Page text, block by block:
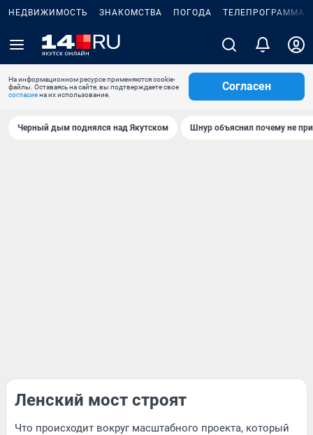
НЕДВИЖИМОСТЬ ЗНАКОМСТВА ПОГОДА ТЕЛЕПРОГРАММА
На информационном ресурсе применяются cookie-
файлы. Оставаясь на сайте, вы подтверждаете свое
согласиена их использование.
Согласен
Черный дым поднялся над Якутском Шнур объяснил почему не
Ленский мост строят
Что происходит вокруг масштабного проекта, который